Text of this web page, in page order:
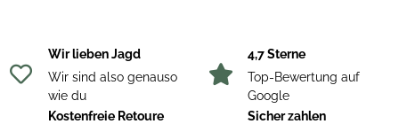
Volumen: 20 Liter
Gewicht: 430 g
Maße: Höhe 56 cm, Breite 27 cm, Tiefe 15 cm
Wir lieben Jagd
Wir sind also genauso
wie du
4,7 Sterne
Top-Bewertung auf
Google
Kostenfreie Retoure
Sicher zahlen